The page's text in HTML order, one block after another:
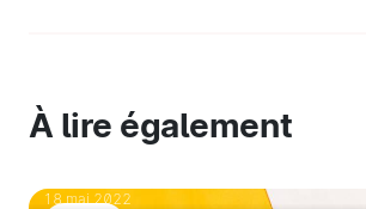
À lire également
18 mai 2022